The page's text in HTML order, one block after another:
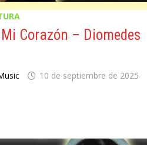
Corazón – Diomedes
10 de septiembre de 2025